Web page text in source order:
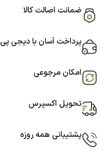
ضمانت اصالت کالا
پرداخت آسان با دیجی پی
امکان مرجوعی
تحویل اکسپرس
پشتیبانی همه روزه